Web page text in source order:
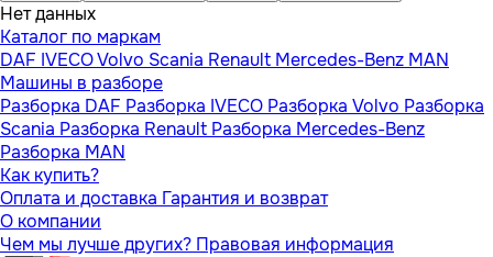
Нет данных
Каталог по маркам
DAF IVECOVolvo Scania Renault Mercedes-Benz MAN
Машины в разборе
Разборка DAF Разборка IVECO Разборка Volvo Разборка
Scania Разборка Renault Разборка Mercedes-Benz
Разборка MAN
Как купить?
Оплата и доставка Гарантия и возврат
О компании
Чем мы лучше других? Правовая информация